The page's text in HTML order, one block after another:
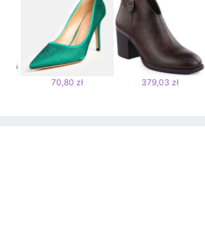
70,80 zł 379,03 zł